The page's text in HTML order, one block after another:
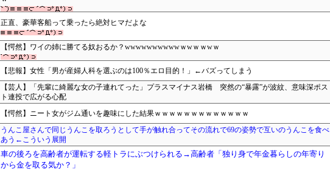
正直、豪華客船って乗ったら絶対ヒマだよな
【愕然】ワイの姉に勝てる奴おるか？wwwwwwwwwwｗwｗｗwｗ
【悲報】女性「男が産婦人科を選ぶのは100％エロ目的！」←バズってしまう
【芸人】「先輩に綺麗な女の子連れてった」プラスマイナス岩橋 突然の“暴露”が波紋、意味深ポス
ト連投で広がる心配
【愕然】ニート女がジム通いを趣味にした結果ｗｗｗｗｗｗｗｗｗｗｗｗｗ
うんこ屋さんで同じうんこを取ろうとして手が触れ合ってその流れで69の姿勢で互いのうんこを食べ
あう←こういう展開
車の後ろを高齢者が運転する軽トラにぶつけられる→高齢者「独り身で年金暮らしの年寄り
から金を取る気か？」